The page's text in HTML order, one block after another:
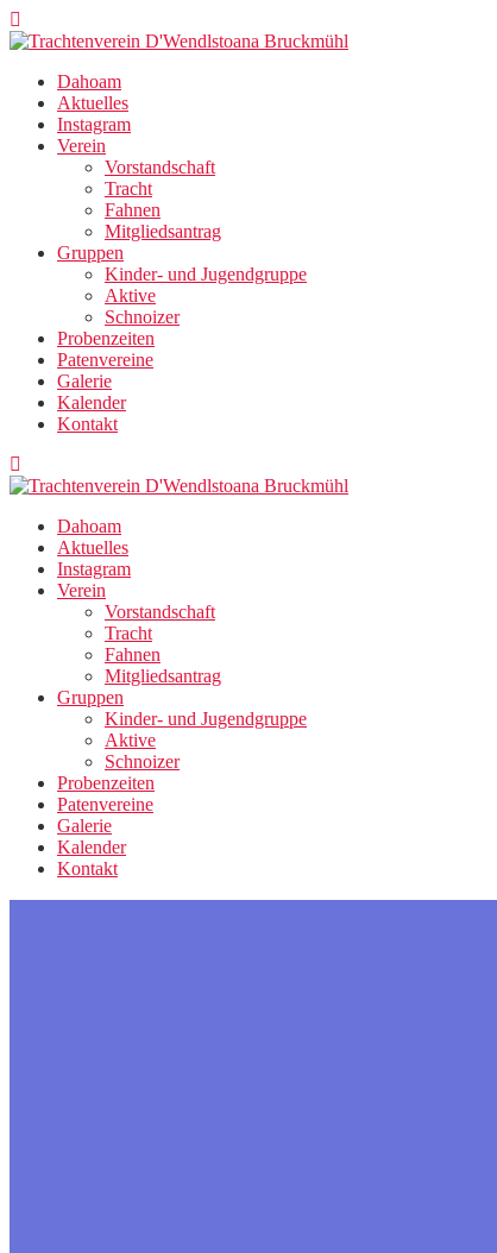
Zum
Inhalt
Dahoam
Aktuelles
Instagram
Verein
Vorstandschaft
Tracht
Fahnen
Mitgliedsantrag
Gruppen
Kinder- und Jugendgruppe
Aktive
Schnoizer
Probenzeiten
Patenvereine
Galerie
Kalender
Kontakt
Dahoam
Aktuelles
Instagram
Verein
Vorstandschaft
Tracht
Fahnen
Mitgliedsantrag
Gruppen
Kinder- und Jugendgruppe
Aktive
Schnoizer
Probenzeiten
Patenvereine
Galerie
Kalender
Kontakt